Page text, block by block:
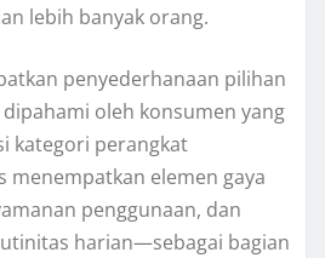
lebih banyak orang.
penyederhanaan pilihan
oleh konsumen yang
kategori perangkat
menempatkan elemen gaya
penggunaan, dan
harian—sebagai bagian